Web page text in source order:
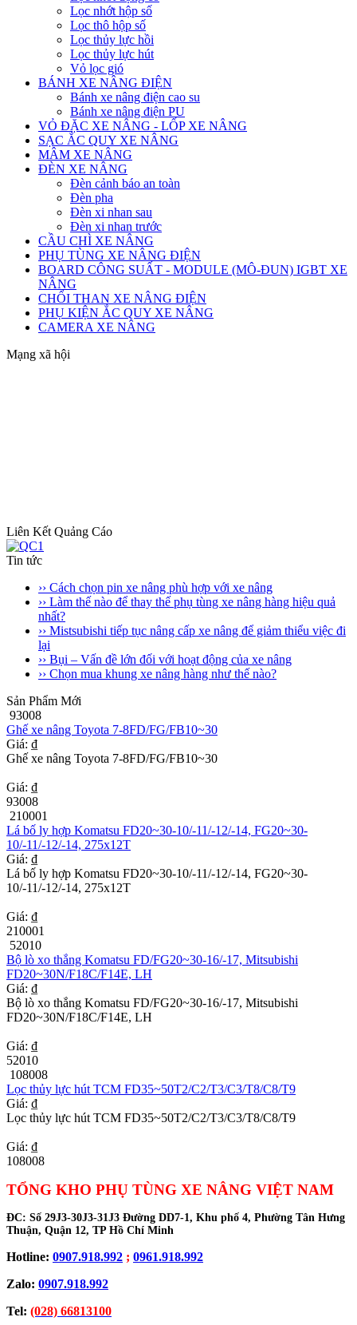
Lọc nhớt hộp số
Lọc thô hộp số
Lọc thủy lực hồi
Lọc thủy lực hút
Vỏ lọc gió
BÁNH XE NÂNG ĐIỆN
Bánh xe nâng điện cao su
Bánh xe nâng điện PU
VỎ ĐẶC XE NÂNG - LỐP XE NÂNG
SẠC ẮC QUY XE NÂNG
MÂM XE NÂNG
ĐÈN XE NÂNG
Đèn cảnh báo an toàn
Đèn pha
Đèn xi nhan sau
Đèn xi nhan trước
CẦU CHÌ XE NÂNG
PHỤ TÙNG XE NÂNG ĐIỆN
BOARD CÔNG SUẤT - MODULE (MÔ-ĐUN) IGBT XE
NÂNG
CHỔI THAN XE NÂNG ĐIỆN
PHỤ KIỆN ẮC QUY XE NÂNG
CAMERA XE NÂNG
Mạng xã hội
Liên Kết Quảng Cáo
Tin tức
›› Cách chọn pin xe nâng phù hợp với xe nâng
›› Làm thế nào để thay thế phụ tùng xe nâng hàng hiệu quả
nhất?
›› Mistsubishi tiếp tục nâng cấp xe nâng để giảm thiểu việc đi
lại
›› Bụi – Vấn đề lớn đối với hoạt động của xe nâng
›› Chọn mua khung xe nâng hàng như thế nào?
Sản Phẩm Mới
93008
Ghế xe nâng Toyota 7-8FD/FG/FB10~30
Giá: ₫
Ghế xe nâng Toyota 7-8FD/FG/FB10~30
Giá: ₫
93008
210001
Lá bố ly hợp Komatsu FD20~30-10/-11/-12/-14, FG20~30-
10/-11/-12/-14, 275x12T
Giá: ₫
Lá bố ly hợp Komatsu FD20~30-10/-11/-12/-14, FG20~30-
10/-11/-12/-14, 275x12T
Giá: ₫
210001
52010
Bộ lò xo thắng Komatsu FD/FG20~30-16/-17, Mitsubishi
FD20~30N/F18C/F14E, LH
Giá: ₫
Bộ lò xo thắng Komatsu FD/FG20~30-16/-17, Mitsubishi
FD20~30N/F18C/F14E, LH
Giá: ₫
52010
108008
Lọc thủy lực hút TCM FD35~50T2/C2/T3/C3/T8/C8/T9
Giá: ₫
Lọc thủy lực hút TCM FD35~50T2/C2/T3/C3/T8/C8/T9
Giá: ₫
108008
TỔNG KHO PHỤ TÙNG XE NÂNG VIỆT NAM
ĐC: Số 29J3-30J3-31J3 Đường DD7-1, Khu phố 4, Phường Tân Hưng
Thuận, Quận 12, TP Hồ Chí Minh
Hotline: 0907.918.992 ; 0961.918.992
Zalo: 0907.918.992
Tel: (028) 66813100